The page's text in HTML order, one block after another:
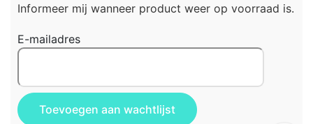
Informeer mij wanneer product weer op voorraad is.
E-mailadres